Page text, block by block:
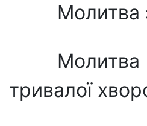
Молитва
тривалої